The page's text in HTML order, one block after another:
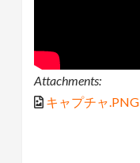
Attachments:
キャプチャ.PNG